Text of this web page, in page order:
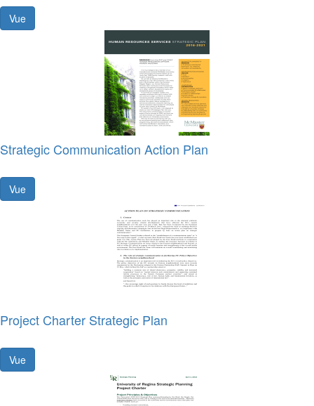
Vue
Strategic Communication Action Plan
Vue
Project Charter Strategic Plan
Vue